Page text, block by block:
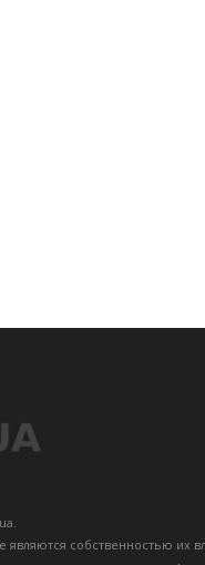
собственностью их